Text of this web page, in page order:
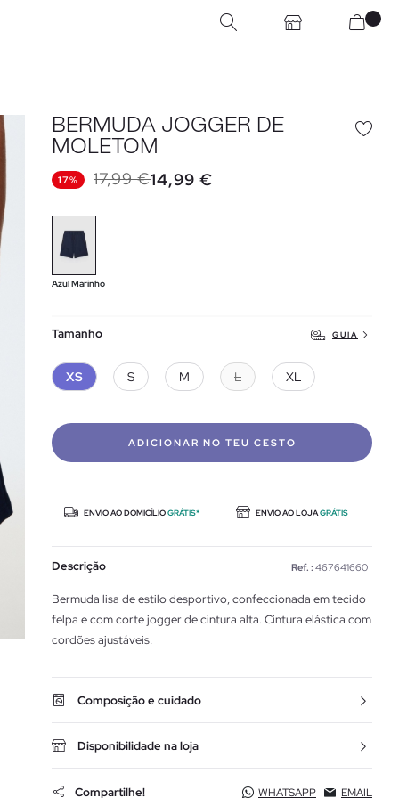
BERMUDA JOGGER DE
MOLETOM
17% 17,99 €14,99 €
Azul Marinho
Tamanho GUIA
XS S M L XL
ADICIONAR NO TEU CESTO
ENVIO AO DOMICÍLIOGRÁTIS* ENVIO AO LOJAGRÁTIS
Descrição Ref. : 467641660
Bermuda lisa de estilo desportivo, confeccionada em tecido
felpa e com corte jogger de cintura alta. Cintura elástica com
cordões ajustáveis.
Composição e cuidado
Disponibilidade na loja
Compartilhe! WHATSAPP EMAIL